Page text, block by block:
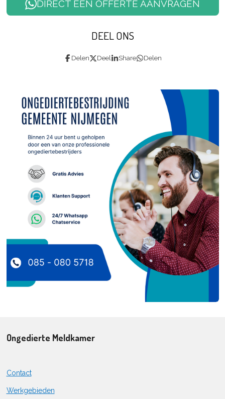
DIRECT EEN OFFERTE AANVRAGEN
DEEL ONS
Delen Deel Share Delen
Ongedierte Meldkamer
Contact
Werkgebieden